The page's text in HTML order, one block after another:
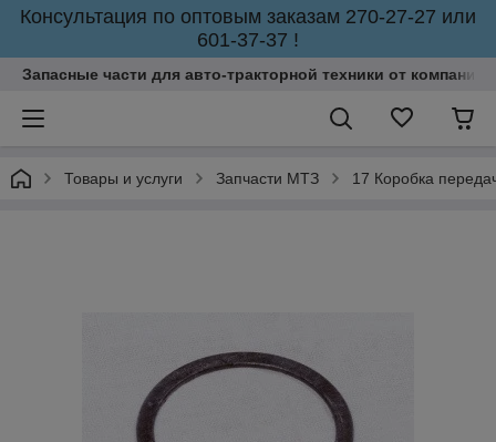
Консультация по оптовым заказам 270-27-27 или
601-37-37 !
Запасные части для авто-тракторной техники от
Товары и услуги Запчасти МТЗ 17 Коробка